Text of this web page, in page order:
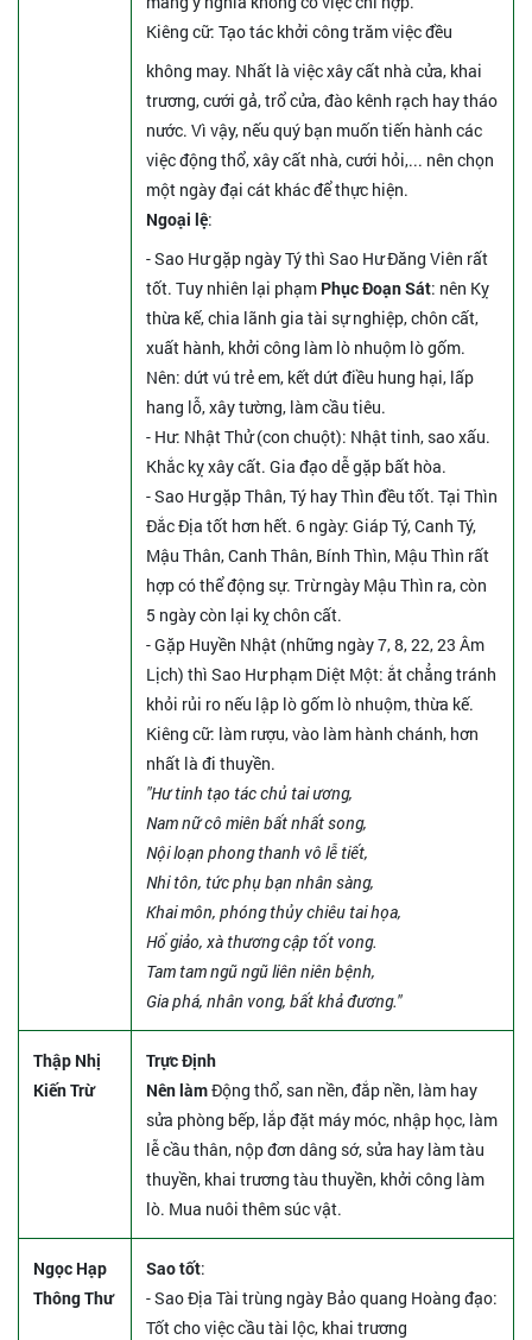
Kiêng cữ: Tạo tác khởi công trăm việc đều
không may. Nhất là việc xây cất nhà cửa, khai
trương, cưới gả, trổ cửa, đào kênh rạch hay tháo
nước. Vì vậy, nếu quý bạn muốn tiến hành các
việc động thổ, xây cất nhà, cưới hỏi,... nên chọn
một ngày đại cát khác để thực hiện.
Ngoại lệ:
- Sao Hư gặp ngày Tý thì Sao Hư Đăng Viên rất
tốt. Tuy nhiên lại phạm Phục Đoạn Sát: nên Kỵ
thừa kế, chia lãnh gia tài sự nghiệp, chôn cất,
xuất hành, khởi công làm lò nhuộm lò gốm.
Nên: dứt vú trẻ em, kết dứt điều hung hại, lấp
hang lỗ, xây tường, làm cầu tiêu.
- Hư: Nhật Thử (con chuột): Nhật tinh, sao xấu.
Khắc kỵ xây cất. Gia đạo dễ gặp bất hòa.
- Sao Hư gặp Thân, Tý hay Thìn đều tốt. Tại Thìn
Đắc Địa tốt hơn hết. 6 ngày: Giáp Tý, Canh Tý,
Mậu Thân, Canh Thân, Bính Thìn, Mậu Thìn rất
hợp có thể động sự. Trừ ngày Mậu Thìn ra, còn
5 ngày còn lại kỵ chôn cất.
- Gặp Huyền Nhật (những ngày 7, 8, 22, 23 Âm
Lịch) thì Sao Hư phạm Diệt Một: ắt chẳng tránh
khỏi rủi ro nếu lập lò gốm lò nhuộm, thừa kế.
Kiêng cữ: làm rượu, vào làm hành chánh, hơn
nhất là đi thuyền.
"Hư tinh tạo tác chủ tai ương,
Nam nữ cô miên bất nhất song,
Nội loạn phong thanh vô lễ tiết,
Nhi tôn, tức phụ bạn nhân sàng,
Khai môn, phóng thủy chiêu tai họa,
Hổ giảo, xà thương cập tốt vong.
Tam tam ngũ ngũ liên niên bệnh,
Gia phá, nhân vong, bất khả đương."
Thập Nhị
Kiến Trừ
Trực Định
Nên làmĐộng thổ, san nền, đắp nền, làm hay
sửa phòng bếp, lắp đặt máy móc, nhập học, làm
lễ cầu thân, nộp đơn dâng sớ, sửa hay làm tàu
thuyền, khai trương tàu thuyền, khởi công làm
lò. Mua nuôi thêm súc vật.
Ngọc Hạp
Thông Thư
Sao tốt:
- Sao Địa Tài trùng ngày Bảo quang Hoàng đạo:
Tốt cho việc cầu tài lộc, khai trương